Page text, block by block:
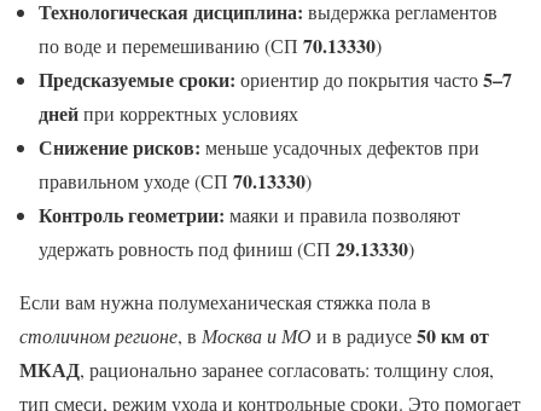
Технологическая дисциплина: выдержка регламентов
по воде и перемешиванию (СП 70.13330)
Предсказуемые сроки: ориентир до покрытия часто5–7
днейпри корректных условиях
Снижение рисков: меньше усадочных дефектов при
правильном уходе (СП 70.13330)
Контроль геометрии: маяки и правила позволяют
удержать ровность под финиш (СП 29.13330)
Если вам нужна полумеханическая стяжка пола в
столичном регионе, в Москва и МОи в радиусе50 км от
МКАД, рационально заранее согласовать: толщину слоя,
тип смеси, режим ухода и контрольные сроки. Это помогает